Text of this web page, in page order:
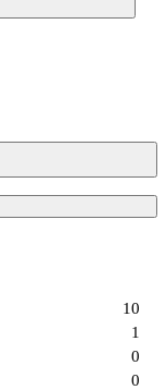
0
0
1
10